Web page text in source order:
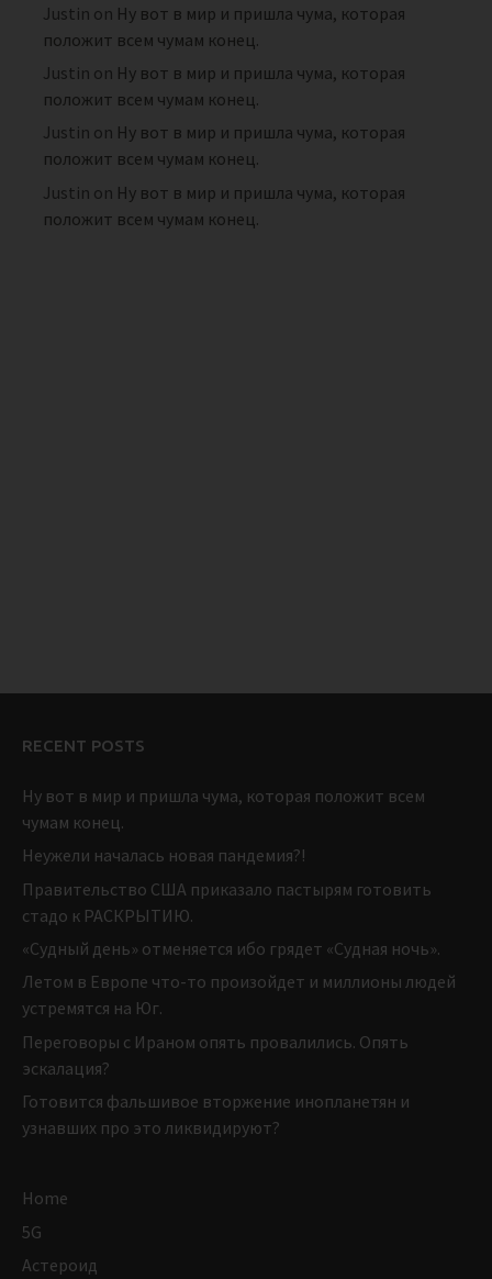
Justin on Ну вот в мир и пришла чума, которая
положит всем чумам конец.
Justin on Ну вот в мир и пришла чума, которая
положит всем чумам конец.
Justin on Ну вот в мир и пришла чума, которая
положит всем чумам конец.
Justin on Ну вот в мир и пришла чума, которая
положит всем чумам конец.
RECENT POSTS
Ну вот в мир и пришла чума, которая положит всем
чумам конец.
Неужели началась новая пандемия?!
Правительство США приказало пастырям готовить
стадо к РАСКРЫТИЮ.
«Судный день» отменяется ибо грядет «Судная ночь».
Летом в Европе что-то произойдет и миллионы людей
устремятся на Юг.
Переговоры с Ираном опять провалились. Опять
эскалация?
Готовится фальшивое вторжение инопланетян и
узнавших про это ликвидируют?
Home
5G
Астероид